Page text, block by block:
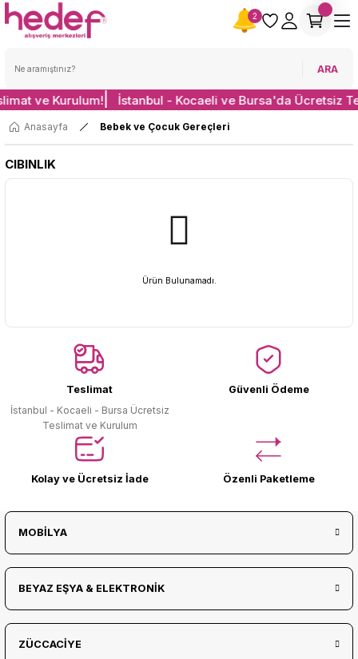
ARA
2
ve Kurulum! İstanbul - Kocaeli ve Bursa'da Ücretsiz
Anasayfa Bebek ve Çocuk Gereçleri
CIBINLIK
Ürün Bulunamadı.
Teslimat
İstanbul - Kocaeli - Bursa Ücretsiz
Teslimat ve Kurulum
Güvenli Ödeme
Kolay ve Ücretsiz İade Özenli Paketleme
MOBİLYA
BEYAZ EŞYA & ELEKTRONİK
ZÜCCACİYE